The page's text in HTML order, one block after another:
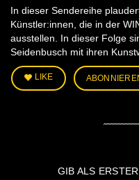
In dieser Sendereihe
Künstler:innen, die in der
ausstellen. In dieser Folge
Seidenbusch mit ihren
LIKE
GIB ALS